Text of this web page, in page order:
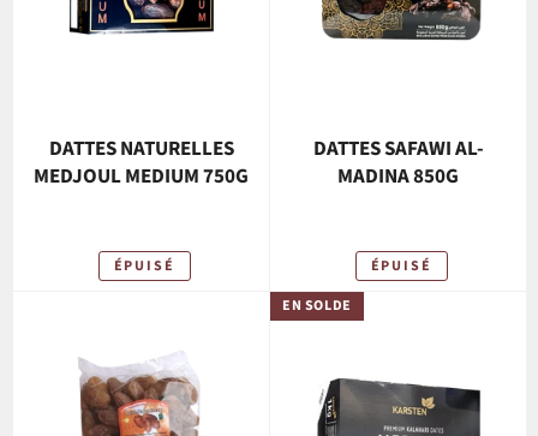
DATTES NATURELLES
MEDJOUL MEDIUM 750G
ÉPUISÉ
DATTES SAFAWI AL-
MADINA 850G
ÉPUISÉ
EN SOLDE